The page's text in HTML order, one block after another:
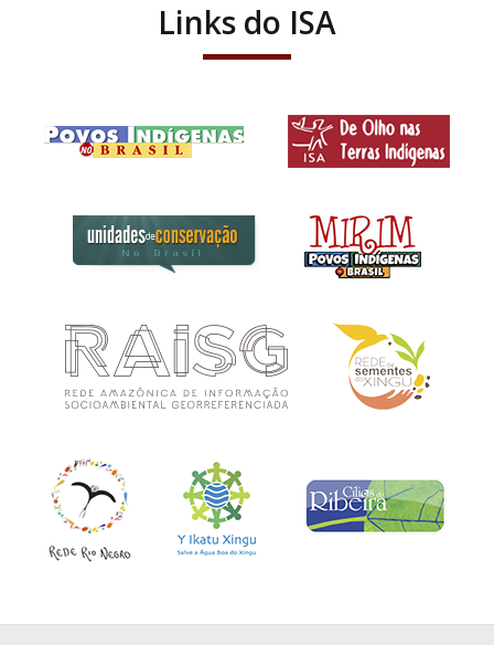
Links do ISA